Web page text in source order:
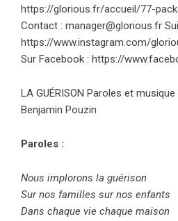
https://glorious.fr/accueil/77-
Contact : manager@glorious.fr
https://www.instagram.com/
Sur Facebook : https://
LA GUÉRISON Paroles et
Benjamin Pouzin
Paroles :
Nous implorons la guérison
Sur nos familles sur nos enfants
Dans chaque vie chaque maison